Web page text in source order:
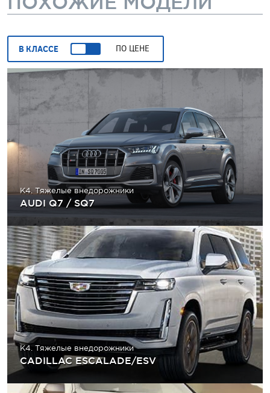
В КЛАССЕ ПО ЦЕНЕ
K4. Тяжелые внедорожники
AUDI Q7 / SQ7
K4. Тяжелые внедорожники
CADILLAC ESCALADE/ESV